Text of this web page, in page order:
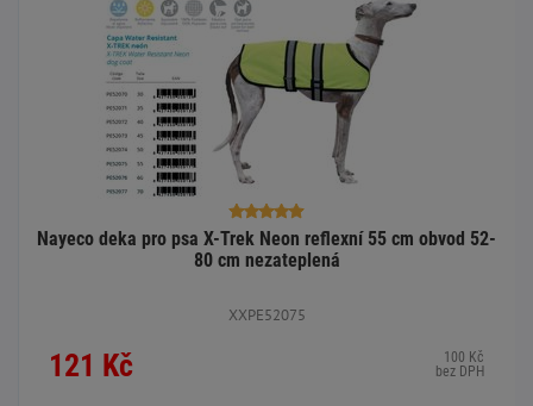
Nayeco deka pro psa X-Trek Neon reflexní 55 cm obvod 52-
80 cm nezateplená
XXPE52075
121 Kč
100 Kč
bez DPH